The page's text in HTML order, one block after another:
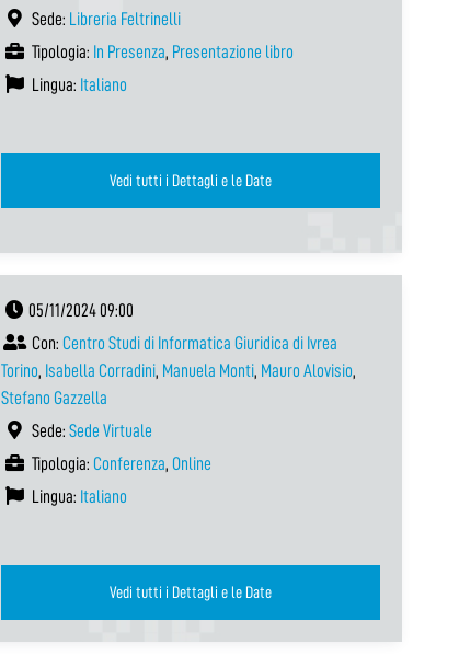
Sede: Libreria Feltrinelli
Tipologia: In Presenza, Presentazione libro
Lingua: Italiano
Vedi tutti i Dettagli e le Date
05/11/2024 09:00
Con: Centro Studi di Informatica Giuridica di Ivrea
Torino, Isabella Corradini, Manuela Monti, Mauro Alovisio,
Stefano Gazzella
Sede: Sede Virtuale
Tipologia: Conferenza, Online
Lingua: Italiano
Vedi tutti i Dettagli e le Date